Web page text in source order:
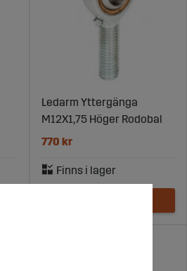
Ledarm Yttergänga
M12X1,75 Höger Rodobal
770 kr